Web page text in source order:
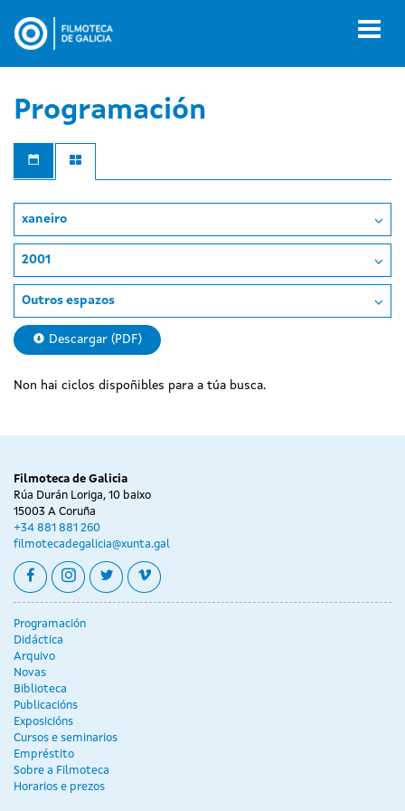
contido
Programación
xaneiro
2001
Outros espazos
Descargar (PDF)
Non hai ciclos dispoñibles para a túa busca.
Filmoteca de Galicia
Rúa Durán Loriga, 10 baixo
15003 A Coruña
+34 881 881 260
filmotecadegalicia@xunta.gal
facebookinstagram
twittervimeo
Programación
Didáctica
Arquivo
Novas
Biblioteca
Publicacións
Exposicións
Cursos e seminarios
Empréstito
Sobre a Filmoteca
Horarios e prezos